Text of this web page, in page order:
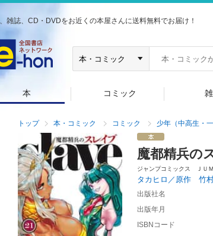
雑誌、CD・DVDをお近くの本屋さんに送料無料でお届け！
本 コミック
トップ 本・コミック コミック 少年（中高生・一
魔都精兵の
ジャンプコミックス ＪＵ
タカヒロ／原作 竹
出版社名
出版年月
ISBNコード